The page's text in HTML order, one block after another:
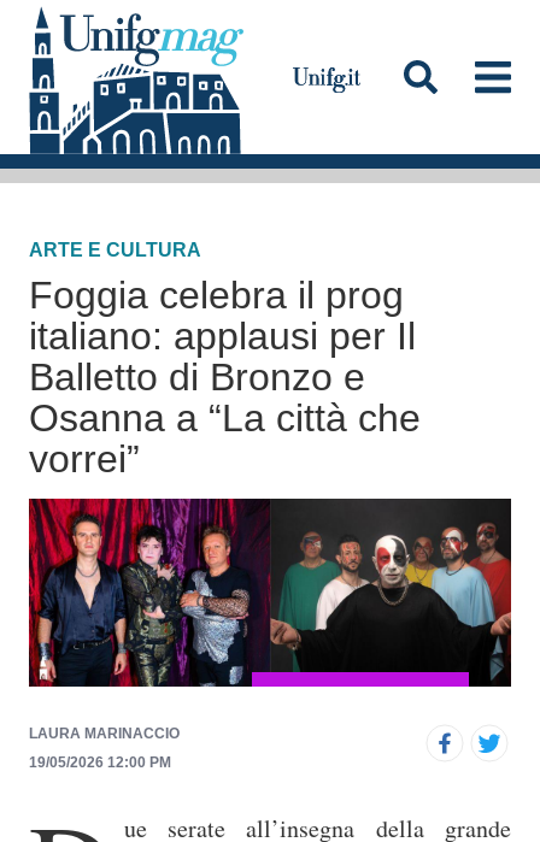
a
a
o
t
e
n
r
i
c
l
Testata
ARTE E CULTURA
Foggia celebra il prog
italiano: applausi per Il
Balletto di Bronzo e
Osanna a “La città che
vorrei”
LAURA MARINACCIO
19/05/2026 12:00 PM
ue serate all’insegna della grande